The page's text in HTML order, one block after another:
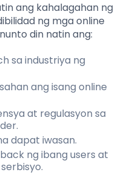
ang kahalagahan ng
ng mga online
din natin ang:
sa industriya ng
ang isang online
at regulasyon sa
dapat iwasan.
ng ibang users at